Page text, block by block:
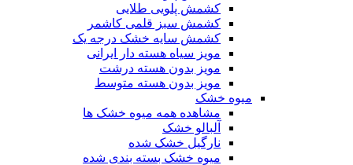
کشمش پلویی طلایی
کشمش سبز قلمی کاشمر
کشمش سایه خشک درجه یک
مویز سیاه هسته دار ایرانی
مویز بدون هسته درشت
مویز بدون هسته متوسط
میوه خشک
مشاهده همه میوه خشک ها
آلبالو خشک
نارگیل خشک شده
میوه خشک بسته بندی شده